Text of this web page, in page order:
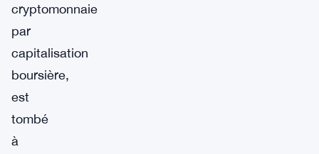
cryptomonnaie
par
capitalisation
boursière,
est
tombé
à